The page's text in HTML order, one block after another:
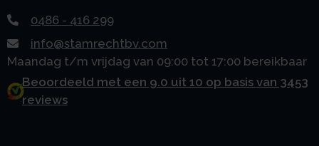
0486 - 416 299
info@stamrechtbv.com
Maandag t/m vrijdag van 09:00 tot 17:00 bereikbaar
Beoordeeld met een 9.0 uit 10 op basis van 3453
reviews